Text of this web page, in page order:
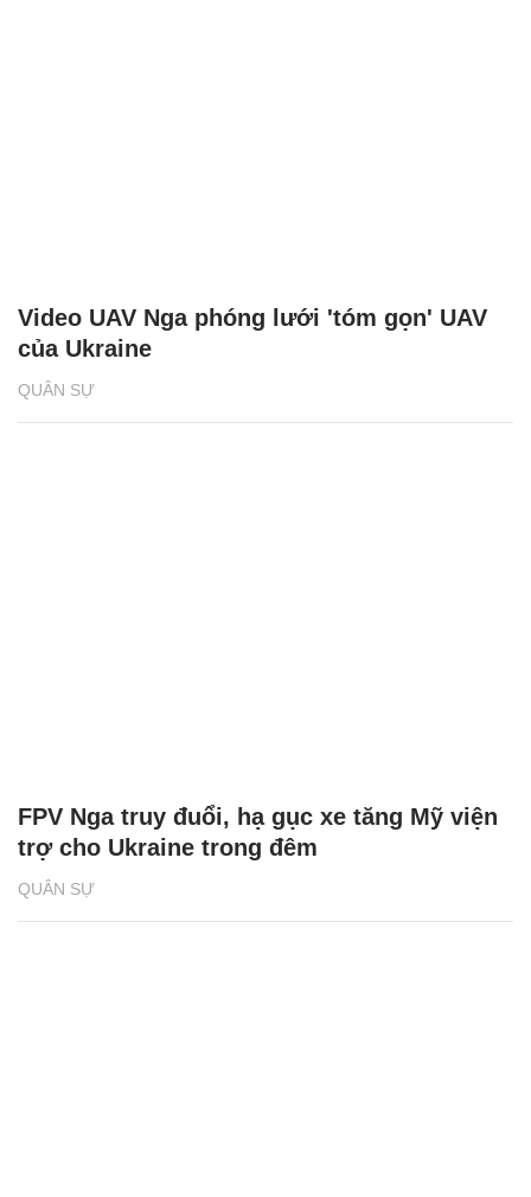
QUÂN SỰ
Video UAV Nga phóng lưới 'tóm gọn' UAV
của Ukraine
QUÂN SỰ
FPV Nga truy đuổi, hạ gục xe tăng Mỹ viện
trợ cho Ukraine trong đêm